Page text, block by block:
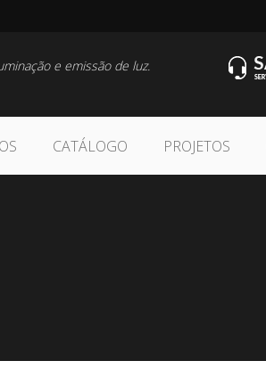
e emissão de luz.
CATÁLOGO PROJETOS